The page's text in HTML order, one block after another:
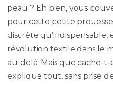
peau ? Eh bien, vous
pour cette petite
discrète
révolution textile dans le
au-delà. Mais que cache-
explique tout, sans prise